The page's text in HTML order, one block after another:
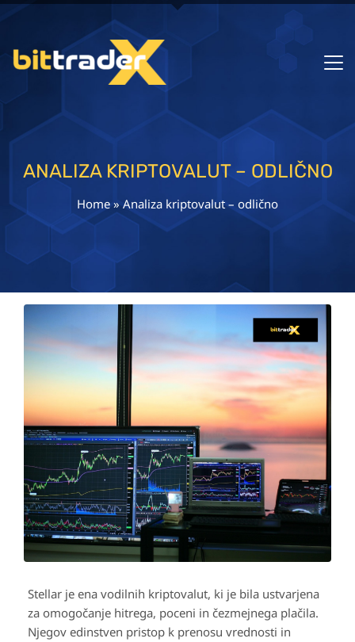
ANALIZA KRIPTOVALUT – ODLIČNO
Home»Analiza kriptovalut – odlično
Stellar je ena vodilnih kriptovalut, ki je bila ustvarjena
za omogočanje hitrega, poceni in čezmejnega plačila.
Njegov edinstven pristop k prenosu vrednosti in